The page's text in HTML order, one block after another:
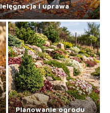
i uprawa
Planowanie ogrodu